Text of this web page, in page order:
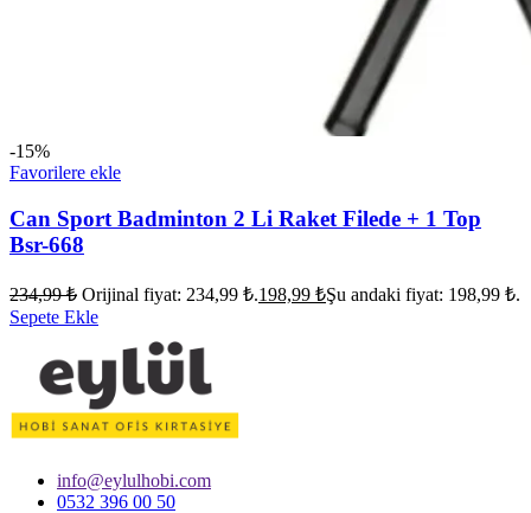
-15%
Favorilere ekle
Can Sport Badminton 2 Li Raket Filede + 1 Top
Bsr-668
234,99₺ Orijinal fiyat: 234,99 ₺.198,99 ₺Şu andaki fiyat: 198,99 ₺.
Sepete Ekle
info@eylulhobi.com
0532 396 00 50